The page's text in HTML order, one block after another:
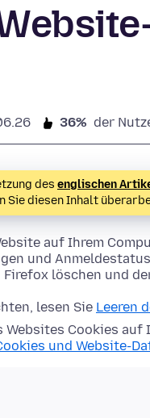
36% der
des englischen
Sie diesen Inhalt
auf Ihrem
und
löschen und
lesen Sie Leeren
Cookies
und Website-